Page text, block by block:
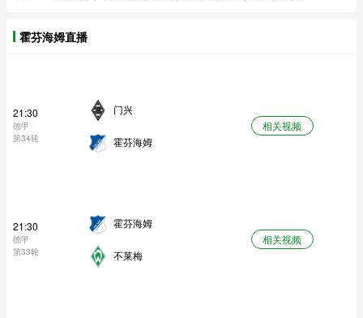
霍芬海姆直播
21:30
德甲
第34轮
门兴
霍芬海姆
相关视频
21:30
德甲
第33轮
霍芬海姆
不莱梅
相关视频